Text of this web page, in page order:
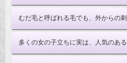
むだ毛と呼ばれる毛でも、外からの
多くの女の子立ちに実は、人気のあ